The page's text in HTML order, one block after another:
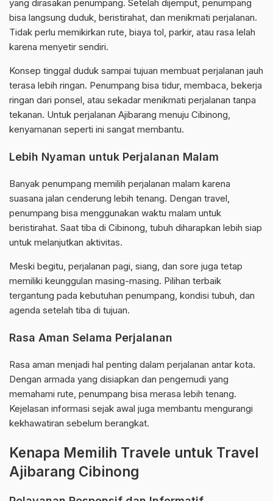
yang dirasakan penumpang. Setelah dijemput, penumpang
bisa langsung duduk, beristirahat, dan menikmati perjalanan.
Tidak perlu memikirkan rute, biaya tol, parkir, atau rasa lelah
karena menyetir sendiri.
Konsep tinggal duduk sampai tujuan membuat perjalanan jauh
terasa lebih ringan. Penumpang bisa tidur, membaca, bekerja
ringan dari ponsel, atau sekadar menikmati perjalanan tanpa
tekanan. Untuk perjalanan Ajibarang menuju Cibinong,
kenyamanan seperti ini sangat membantu.
Lebih Nyaman untuk Perjalanan Malam
Banyak penumpang memilih perjalanan malam karena
suasana jalan cenderung lebih tenang. Dengan travel,
penumpang bisa menggunakan waktu malam untuk
beristirahat. Saat tiba di Cibinong, tubuh diharapkan lebih siap
untuk melanjutkan aktivitas.
Meski begitu, perjalanan pagi, siang, dan sore juga tetap
memiliki keunggulan masing-masing. Pilihan terbaik
tergantung pada kebutuhan penumpang, kondisi tubuh, dan
agenda setelah tiba di tujuan.
Rasa Aman Selama Perjalanan
Rasa aman menjadi hal penting dalam perjalanan antar kota.
Dengan armada yang disiapkan dan pengemudi yang
memahami rute, penumpang bisa merasa lebih tenang.
Kejelasan informasi sejak awal juga membantu mengurangi
kekhawatiran sebelum berangkat.
Kenapa Memilih Travele untuk Travel
Ajibarang Cibinong